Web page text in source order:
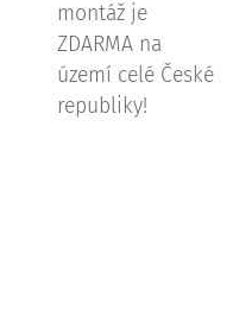
montáž je
ZDARMA na
území celé České
republiky!